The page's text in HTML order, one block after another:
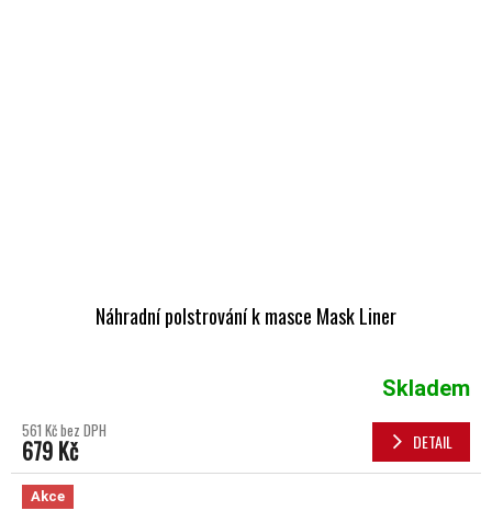
Náhradní polstrování k masce Mask Liner
Skladem
561 Kč bez DPH
679 Kč DETAIL
Akce